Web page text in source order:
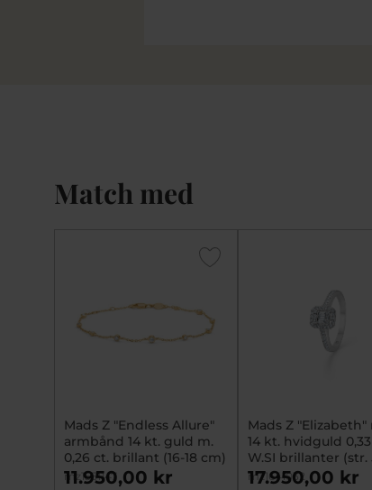
Match med
Mads Z "Endless Allure"
armbånd 14 kt. guld m.
0,26 ct. brillant (16-18 cm)
mz1551147
11.950,00 kr
Mads Z "Elizabeth"
14 kt. hvidguld
W.SI brillanter (str.
mz1641032
17.950,00 kr